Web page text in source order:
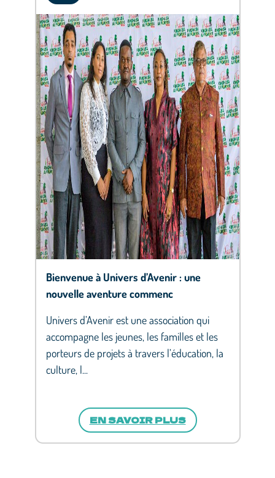
Bienvenue à Univers d’Avenir : une
nouvelle aventure commenc
Univers d’Avenir est une association qui
accompagne les jeunes, les familles et les
porteurs de projets à travers l’éducation, la
culture, l...
EN SAVOIR PLUS